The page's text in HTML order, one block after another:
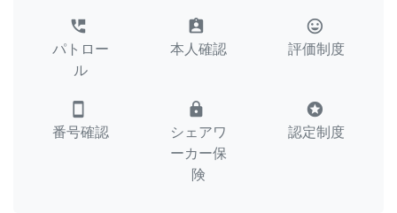
perm_phone_msg
パトロー
ル
assignment_ind
本人確認
tag_faces
評価制度
smartphone
番号確認
lock
シェアワ
ーカー保
険
stars
認定制度